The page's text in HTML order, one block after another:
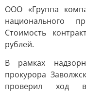
ООО «Группа
национального
Стоимость
рублей.
В рамках
прокурора
проверил ход